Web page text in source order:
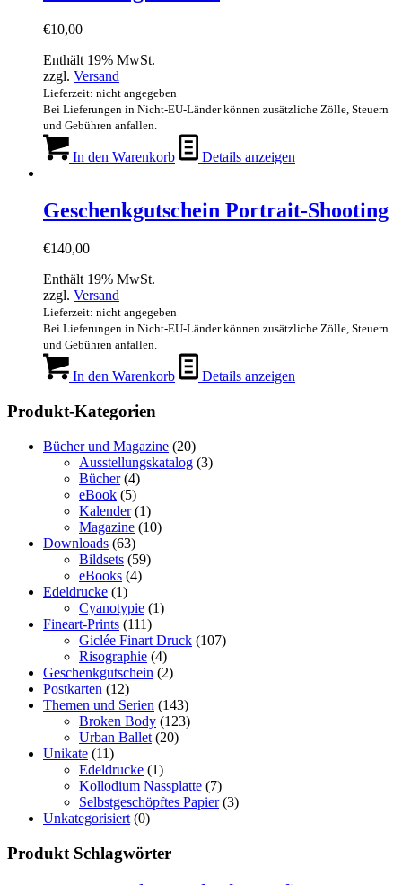
€10,00
Enthält 19% MwSt.
zzgl. Versand
Lieferzeit: nicht angegeben
Bei Lieferungen in Nicht-EU-Länder können zusätzliche Zölle, Steuern
und Gebühren anfallen.
In den Warenkorb Details anzeigen
Geschenkgutschein Portrait-Shooting
€140,00
Enthält 19% MwSt.
zzgl. Versand
Lieferzeit: nicht angegeben
Bei Lieferungen in Nicht-EU-Länder können zusätzliche Zölle, Steuern
und Gebühren anfallen.
In den Warenkorb Details anzeigen
Produkt-Kategorien
Bücher und Magazine (20)
Ausstellungskatalog (3)
Bücher (4)
eBook (5)
Kalender (1)
Magazine (10)
Downloads (63)
Bildsets (59)
eBooks (4)
Edeldrucke (1)
Cyanotypie (1)
Fineart-Prints (111)
Giclée Finart Druck (107)
Risographie (4)
Geschenkgutschein (2)
Postkarten (12)
Themen und Serien (143)
Broken Body (123)
Urban Ballet (20)
Unikate (11)
Edeldrucke (1)
Kollodium Nassplatte (7)
Selbstgeschöpftes Papier (3)
Unkategorisiert (0)
Produkt Schlagwörter